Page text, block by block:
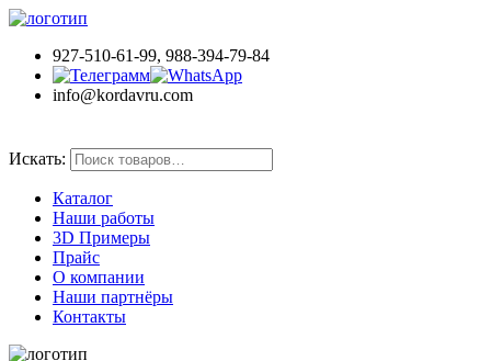
927-510-61-99, 988-394-79-84
info@kordavru.com
Искать:
Каталог
Наши работы
3D Примеры
Прайс
О компании
Наши партнёры
Контакты